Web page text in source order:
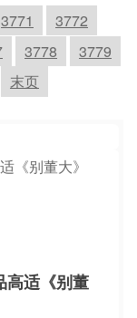
3771
3772
3778
3779
末页
高适《别董